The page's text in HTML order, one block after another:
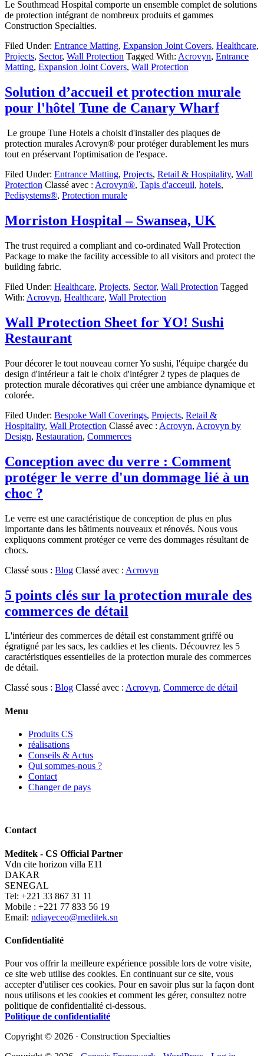
Le Southmead Hospital comporte un ensemble complet de solutions
de protection intégrant de nombreux produits et gammes
Construction Specialties.
Filed Under: Entrance Matting, Expansion Joint Covers, Healthcare,
Projects, Sector, Wall Protection Tagged With: Acrovyn, Entrance
Matting, Expansion Joint Covers, Wall Protection
Solution d’accueil et protection murale
pour l'hôtel Tune de Canary Wharf
Le groupe Tune Hotels a choisit d'installer des plaques de
protection murales Acrovyn® pour protéger durablement les murs
tout en préservant l'optimisation de l'espace.
Filed Under: Entrance Matting, Projects, Retail & Hospitality, Wall
Protection Classé avec : Acrovyn®, Tapis d'acceuil, hotels,
Pedisystems®, Protection murale
Morriston Hospital – Swansea, UK
The trust required a compliant and co-ordinated Wall Protection
Package to make the facility accessible to all visitors and protect the
building fabric.
Filed Under: Healthcare, Projects, Sector, Wall Protection Tagged
With: Acrovyn, Healthcare, Wall Protection
Wall Protection Sheet for YO! Sushi
Restaurant
Pour décorer le tout nouveau corner Yo sushi, l'équipe chargée du
design d'intérieur a fait le choix d'intégrer 2 types de plaques de
protection murale décoratives qui créer une ambiance dynamique et
colorée.
Filed Under: Bespoke Wall Coverings, Projects, Retail &
Hospitality, Wall Protection Classé avec : Acrovyn, Acrovyn by
Design, Restauration, Commerces
Conception avec du verre : Comment
protéger le verre d'un dommage lié à un
choc ?
Le verre est une caractéristique de conception de plus en plus
importante dans les bâtiments nouveaux et rénovés. Nous vous
expliquons comment protéger ce verre des dommages résultant de
chocs.
Classé sous : Blog Classé avec : Acrovyn
5 points clés sur la protection murale des
commerces de détail
L'intérieur des commerces de détail est constamment griffé ou
égratigné par les sacs, les caddies et les clients. Découvrez les 5
caractéristiques essentielles de la protection murale des commerces
de détail.
Classé sous : Blog Classé avec : Acrovyn, Commerce de détail
Menu
Produits CS
réalisations
Conseils & Actus
Qui sommes-nous ?
Contact
Changer de pays
Contact
Meditek - CS Official Partner
Vdn cite horizon villa E11
DAKAR
SENEGAL
Tel: +221 33 867 31 11
Mobile : +221 77 833 56 19
Email: ndiayeceo@meditek.sn
Confidentialité
Pour vos offrir la meilleure expérience possible lors de votre visite,
ce site web utilise des cookies. En continuant sur ce site, vous
accepter d'utiliser ces cookies. Pour en savoir plus sur la façon dont
nous utilisons et les cookies et comment les gérer, consultez notre
politique de confidentialité ci-dessous.
Politique de confidentialité
Copyright © 2026 · Construction Specialties